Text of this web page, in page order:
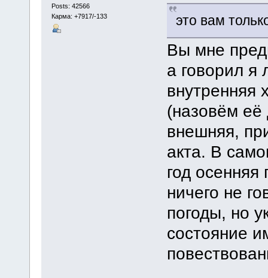
Posts: 42566
Карма: +7917/-133
это вам
Вы мне
а говорил я
внутренняя
(назовём её
внешняя,
акта. В
год осенняя
ничего не
погоды, но
состояние